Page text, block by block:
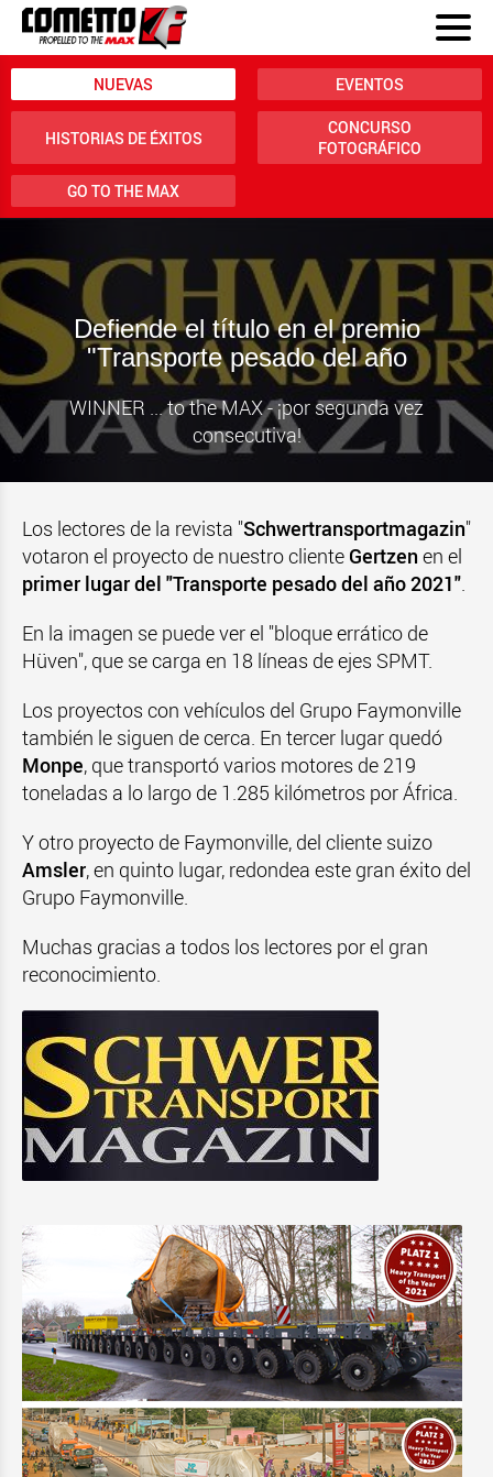
NUEVAS EVENTOS
HISTORIAS DE ÉXITOS
CONCURSO
FOTOGRÁFICO
GO TO THE MAX
Defiende el título en el premio
"Transporte pesado del año
WINNER ... to the MAX - ¡por segunda vez
consecutiva!
Los lectores de la revista "Schwertransportmagazin"
votaron el proyecto de nuestro cliente Gertzen en el
primer lugar del "Transporte pesado del año 2021".
En la imagen se puede ver el "bloque errático de
Hüven", que se carga en 18 líneas de ejes SPMT.
Los proyectos con vehículos del Grupo Faymonville
también le siguen de cerca. En tercer lugar quedó
Monpe, que transportó varios motores de 219
toneladas a lo largo de 1.285 kilómetros por África.
Y otro proyecto de Faymonville, del cliente suizo
Amsler, en quinto lugar, redondea este gran éxito del
Grupo Faymonville.
Muchas gracias a todos los lectores por el gran
reconocimiento.